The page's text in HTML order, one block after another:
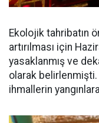
Ekolojik tahribatın
artırılması için
yasaklanmış ve
olarak belirlenmişti.
ihmallerin